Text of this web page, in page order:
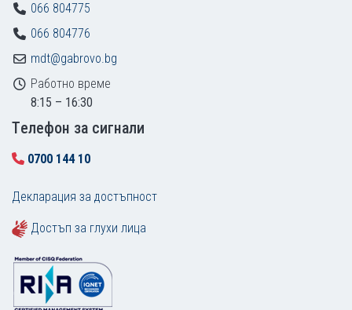
066 804775
066 804776
mdt@gabrovo.bg
Работно време
8:15 – 16:30
Tелефон за сигнали
0700 144 10
Декларация за достъпност
Достъп за глухи лица